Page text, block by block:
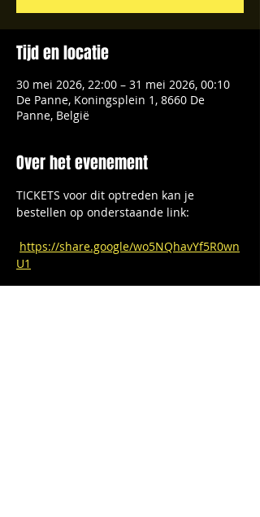
Tijd en locatie
30 mei 2026, 22:00 – 31 mei 2026, 00:10
De Panne, Koningsplein 1, 8660 De
Panne, België
Over het evenement
TICKETS voor dit optreden kan je
bestellen op onderstaande link:
https://share.google/wo5NQhavYf5R0wn
U1